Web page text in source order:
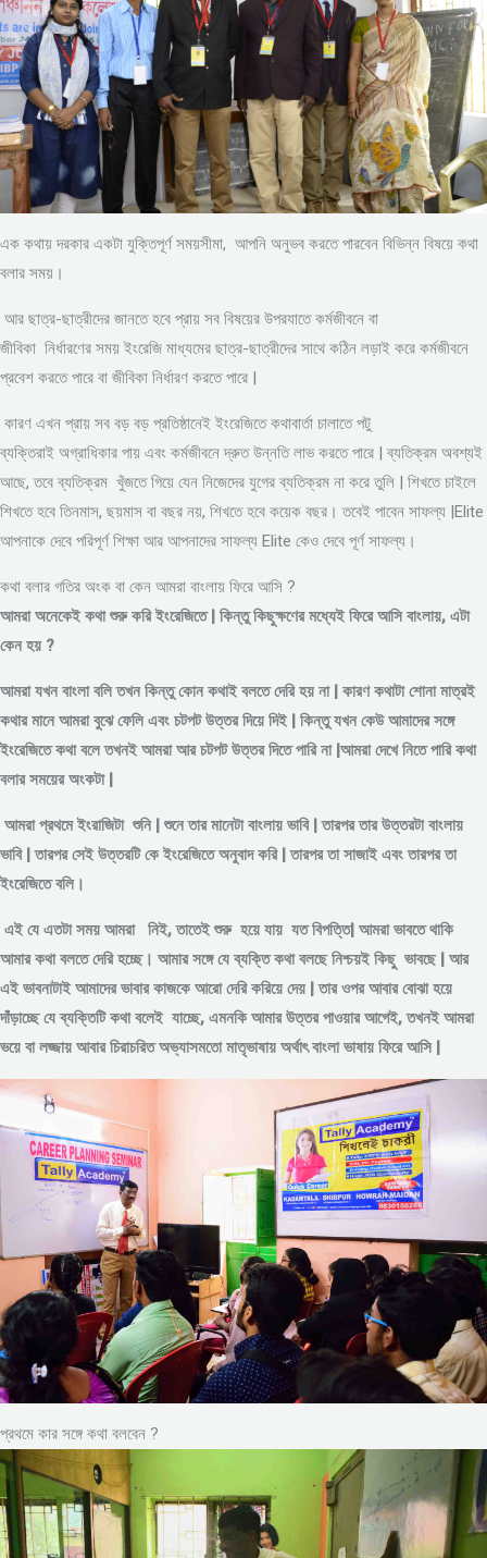
এক কথায় দরকার একটা যুক্তিপূর্ণ সময়সীমা, আপনি অনুভব করতে পারবেন বিভিন্ন বিষয়ে কথা
বলার সময়।
আর ছাত্র-ছাত্রীদের জানতে হবে প্রায় সব বিষয়ের উপরযাতে কর্মজীবনে বা
জীবিকা নির্ধারণের সময় ইংরেজি মাধ্যমের ছাত্র-ছাত্রীদের সাথে কঠিন লড়াই করে কর্মজীবনে
প্রবেশ করতে পারে বা জীবিকা নির্ধারণ করতে পারে |
কারণ এখন প্রায় সব বড় বড় প্রতিষ্ঠানেই ইংরেজিতে কথাবার্তা চালাতে পটু
ব্যক্তিরাই অগ্রাধিকার পায় এবং কর্মজীবনে দ্রুত উন্নতি লাভ করতে পারে | ব্যতিক্রম অবশ্যই
আছে, তবে ব্যতিক্রম খুঁজতে গিয়ে যেন নিজেদের যুগের ব্যতিক্রম না করে তুলি | শিখতে চাইলে
শিখতে হবে তিনমাস, ছয়মাস বা বছর নয়, শিখতে হবে কয়েক বছর। তবেই পাবেন সাফল্য |Elite
আপনাকে দেবে পরিপূর্ণ শিক্ষা আর আপনাদের সাফল্য Elite কেও দেবে পূর্ণ সাফল্য।
কথা বলার গতির অংক বা কেন আমরা বাংলায় ফিরে আসি ?
আমরা অনেকেই কথা শুরু করি ইংরেজিতে | কিন্তু কিছুক্ষণের মধ্যেই ফিরে আসি বাংলায়, এটা
কেন হয় ?
আমরা যখন বাংলা বলি তখন কিন্তু কোন কথাই বলতে দেরি হয় না | কারণ কথাটা শোনা মাত্রই
কথার মানে আমরা বুঝে ফেলি এবং চটপট উত্তর দিয়ে দিই | কিন্তু যখন কেউ আমাদের সঙ্গে
ইংরেজিতে কথা বলে তখনই আমরা আর চটপট উত্তর দিতে পারি না |আমরা দেখে নিতে পারি কথা
বলার সময়ের অংকটা |
আমরা প্রথমে ইংরাজিটা শুনি | শুনে তার মানেটা বাংলায় ভাবি | তারপর তার উত্তরটা বাংলায়
ভাবি | তারপর সেই উত্তরটি কে ইংরেজিতে অনুবাদ করি | তারপর তা সাজাই এবং তারপর তা
ইংরেজিতে বলি।
এই যে এতটা সময় আমরা নিই, তাতেই শুরু হয়ে যায় যত বিপত্তি| আমরা ভাবতে থাকি
আমার কথা বলতে দেরি হচ্ছে। আমার সঙ্গে যে ব্যক্তি কথা বলছে নিশ্চয়ই কিছু ভাবছে | আর
এই ভাবনাটাই আমাদের ভাবার কাজকে আরো দেরি করিয়ে দেয় | তার ওপর আবার বোঝা হয়ে
দাঁড়াচ্ছে যে ব্যক্তিটি কথা বলেই যাচ্ছে, এমনকি আমার উত্তর পাওয়ার আগেই, তখনই আমরা
ভয়ে বা লজ্জায় আবার চিরাচরিত অভ্যাসমতো মাতৃভাষায় অর্থাৎ বাংলা ভাষায় ফিরে আসি |
প্রথমে কার সঙ্গে কথা বলবেন ?